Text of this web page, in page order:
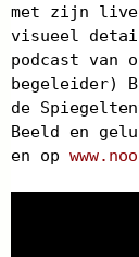
met zijn live-
visueel
podcast van
begeleider)
de
Beeld en
en op